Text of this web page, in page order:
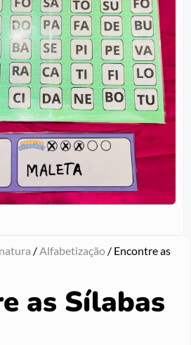
/Alfabetização / Encontre as
as Sílabas